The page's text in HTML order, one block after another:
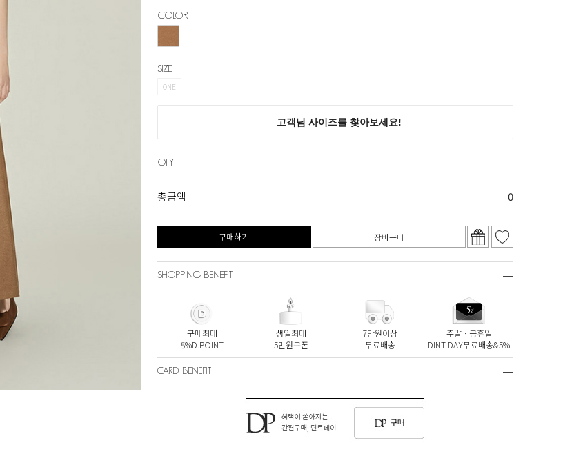
COLOR
SIZE
ONE
QTY
총금액 0
구매하기 장바구니
SHOPPING BENEFIT
구매최대
5%D.POINT
생일최대
5만원쿠폰
7만원이상
무료배송
주말ㆍ공휴일
DINT DAY무료배송&5%
CARD BENEFIT